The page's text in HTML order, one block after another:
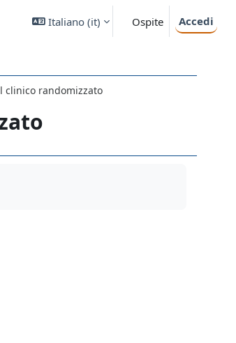
Italiano ‎(it)‎ Ospite Accedi
clinico randomizzato